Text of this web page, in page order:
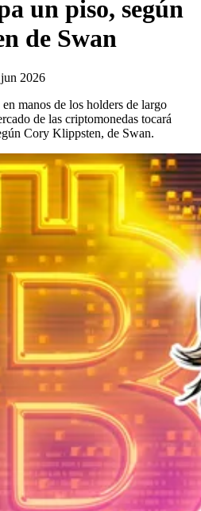
un piso, según
de Swan
2026
manos de los holders de largo
de las criptomonedas tocará
Cory Klippsten, de Swan.